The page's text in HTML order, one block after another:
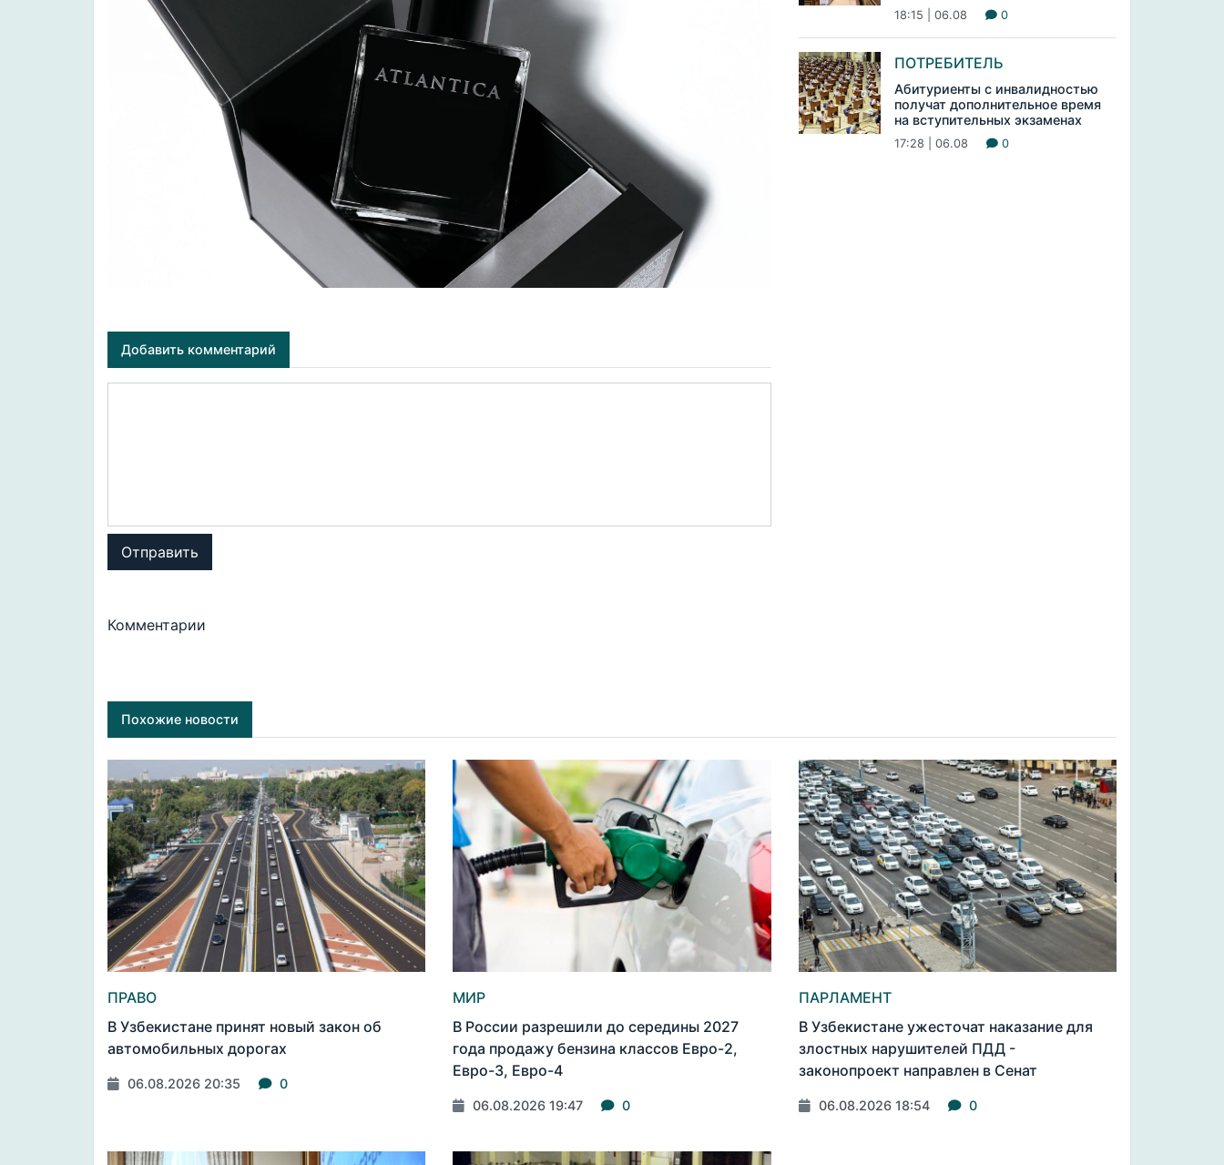
Добавить комментарий
Отправить
Комментарии
18:15 | 06.08 0
ПОТРЕБИТЕЛЬ
Абитуриенты с инвалидностью
получат дополнительное время
на вступительных экзаменах
17:28 | 06.08 0
Похожие новости
ПРАВО
В Узбекистане принят новый закон об
автомобильных дорогах
06.08.2026 20:35 0
МИР
В России разрешили до середины 2027
года продажу бензина классов Евро-2,
Евро-3, Евро-4
06.08.2026 19:47 0
ПАРЛАМЕНТ
В Узбекистане ужесточат наказание для
злостных нарушителей ПДД -
законопроект направлен в Сенат
06.08.2026 18:54 0